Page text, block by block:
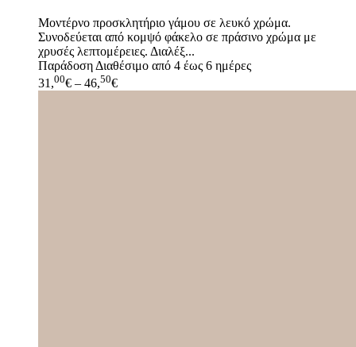
Μοντέρνο προσκλητήριο γάμου σε λευκό χρώμα.
Συνοδεύεται από κομψό φάκελο σε πράσινο χρώμα με
χρυσές λεπτομέρειες. Διαλέξ...
Παράδοση Διαθέσιμο από 4 έως 6 ημέρες
31,00€ – 46,50€